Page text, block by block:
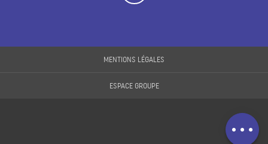
email
MENTIONS LÉGALES
ESPACE GROUPE